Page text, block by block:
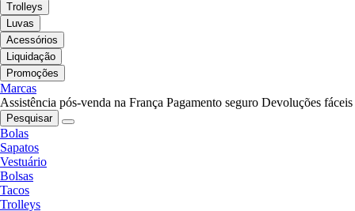
Trolleys
Luvas
Acessórios
Liquidação
Promoções
Marcas
Assistência pós-venda na França Pagamento seguro Devoluções fáceis
Pesquisar
Bolas
Sapatos
Vestuário
Bolsas
Tacos
Trolleys